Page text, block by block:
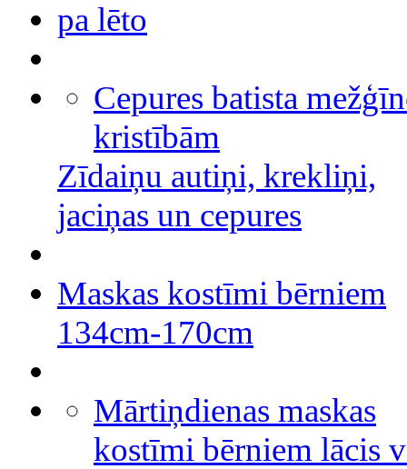
pa lēto
Cepures batista
kristībām
Zīdaiņu autiņi, krekliņi,
jaciņas un cepures
Maskas kostīmi bērniem
134cm-170cm
Mārtiņdienas maskas
kostīmi bērniem lācis